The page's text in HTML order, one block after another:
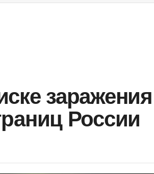
заражения
России